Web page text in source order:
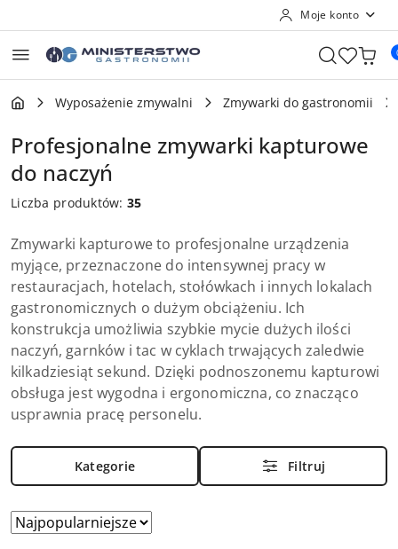
Moje konto
Wyposażenie zmywalni Zmywarki do gastronomii
Profesjonalne zmywarki kapturowe
do naczyń
Liczba produktów:35
Zmywarki kapturowe to profesjonalne urządzenia
myjące, przeznaczone do intensywnej pracy w
restauracjach, hotelach, stołówkach i innych lokalach
gastronomicznych o dużym obciążeniu. Ich
konstrukcja umożliwia szybkie mycie dużych ilości
naczyń, garnków i tac w cyklach trwających zaledwie
kilkadziesiąt sekund. Dzięki podnoszonemu kapturowi
obsługa jest wygodna i ergonomiczna, co znacząco
usprawnia pracę personelu.
Kategorie Filtruj
Zastosowano
Sortuj
według